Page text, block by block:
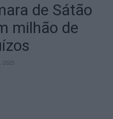
de Sátão
milhão de
2025